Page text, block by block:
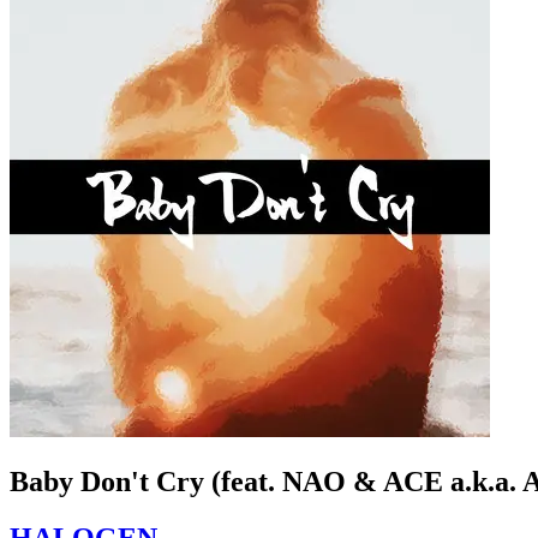
Baby Don't Cry (feat. NAO & ACE a.k.a.